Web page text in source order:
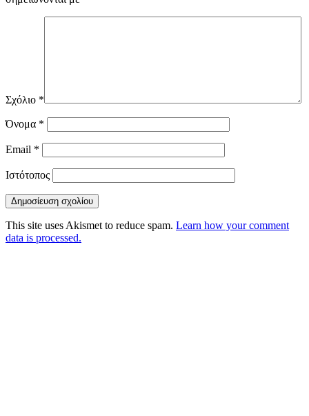
Σχόλιο *
Όνομα *
Email *
Ιστότοπος
This site uses Akismet to reduce spam. Learn how your comment
data is processed.